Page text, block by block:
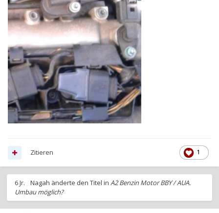
1
Zitieren
6 Jr. Nagah änderte den Titel in A2 Benzin Motor BBY / AUA.
Umbau möglich?